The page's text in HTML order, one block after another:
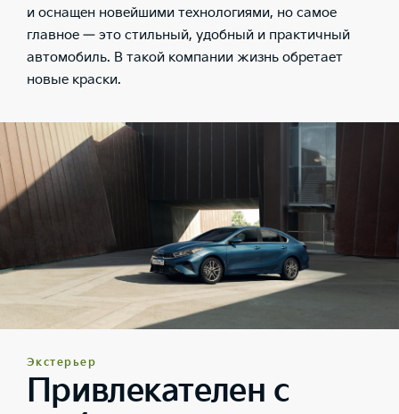
и оснащен новейшими технологиями, но самое
главное — это стильный, удобный и практичный
автомобиль. В такой компании жизнь обретает
новые краски.
Экстерьер
Привлекателен с